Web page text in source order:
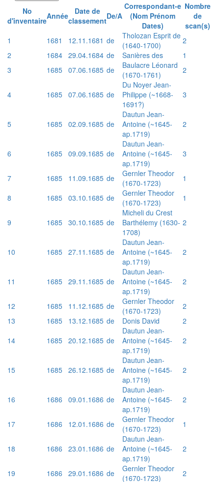
No
d'inventaireAnnée
Date de
classementDe/A
Correspondant-e
(Nom Prénom
Dates)
Nombre
de
scan(s)
1
1681 12.11.1681 de
Tholozan Esprit de
(1640-1700)
2
2
1684 29.04.1684 de Sanières des
1
3
1685 07.06.1685 de
Baulacre Léonard
(1670-1761)
2
4 1685 07.06.1685 de
Du Noyer Jean-
Philippe (~1668-
1691?)
3
5 1685 02.09.1685 de
Dautun Jean-
Antoine (~1645-
ap.1719)
2
6 1685 09.09.1685 de
Dautun Jean-
Antoine (~1645-
ap.1719)
3
7 1685 11.09.1685 de
Gernler Theodor
(1670-1723)
1
8
1685 03.10.1685 de
Gernler Theodor
(1670-1723)
1
9 1685 30.10.1685 de
Micheli du Crest
Barthélemy (1630-
1708)
2
10 1685 27.11.1685 de
Dautun Jean-
Antoine (~1645-
ap.1719)
2
11 1685 29.11.1685 de
Dautun Jean-
Antoine (~1645-
ap.1719)
2
12 1685 11.12.1685 de
Gernler Theodor
(1670-1723)
2
13
1685 13.12.1685 de Donis David
2
14
1685 20.12.1685 de
Dautun Jean-
Antoine (~1645-
ap.1719)
2
15 1685 26.12.1685 de
Dautun Jean-
Antoine (~1645-
ap.1719)
2
16 1686 09.01.1686 de
Dautun Jean-
Antoine (~1645-
ap.1719)
2
17 1686 12.01.1686 de
Gernler Theodor
(1670-1723)
1
18 1686 23.01.1686 de
Dautun Jean-
Antoine (~1645-
ap.1719)
2
19 1686 29.01.1686 de
Gernler Theodor
(1670-1723)
2